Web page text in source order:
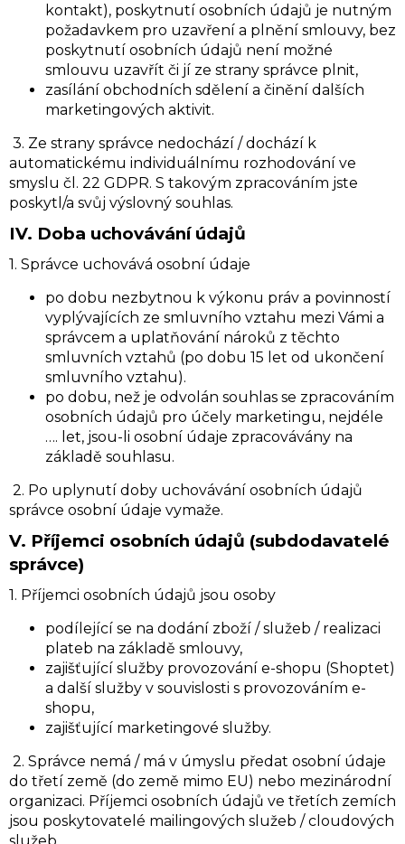
kontakt), poskytnutí osobních údajů je nutným
požadavkem pro uzavření a plnění smlouvy, bez
poskytnutí osobních údajů není možné
smlouvu uzavřít či jí ze strany správce plnit,
zasílání obchodních sdělení a činění dalších
marketingových aktivit.
3. Ze strany správce nedochází / dochází k
automatickému individuálnímu rozhodování ve
smyslu čl. 22 GDPR. S takovým zpracováním jste
poskytl/a svůj výslovný souhlas.
IV. Doba uchovávání údajů
1. Správce uchovává osobní údaje
po dobu nezbytnou k výkonu práv a povinností
vyplývajících ze smluvního vztahu mezi Vámi a
správcem a uplatňování nároků z těchto
smluvních vztahů (po dobu 15 let od ukončení
smluvního vztahu).
po dobu, než je odvolán souhlas se zpracováním
osobních údajů pro účely marketingu, nejdéle
…. let, jsou-li osobní údaje zpracovávány na
základě souhlasu.
2. Po uplynutí doby uchovávání osobních údajů
správce osobní údaje vymaže.
V. Příjemci osobních údajů (subdodavatelé
správce)
1. Příjemci osobních údajů jsou osoby
podílející se na dodání zboží / služeb / realizaci
plateb na základě smlouvy,
zajišťující služby provozování e-shopu (Shoptet)
a další služby v souvislosti s provozováním e-
shopu,
zajišťující marketingové služby.
2. Správce nemá / má v úmyslu předat osobní údaje
do třetí země (do země mimo EU) nebo mezinárodní
organizaci. Příjemci osobních údajů ve třetích zemích
jsou poskytovatelé mailingových služeb / cloudových